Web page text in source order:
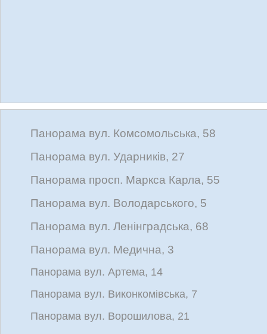
Панорама вул. Комсомольська, 58
Панорама вул. Ударників, 27
Панорама просп. Маркса Карла, 55
Панорама вул. Володарського, 5
Панорама вул. Ленінградська, 68
Панорама вул. Медична, 3
Панорама вул. Артема, 14
Панорама вул. Виконкомівська, 7
Панорама вул. Ворошилова, 21